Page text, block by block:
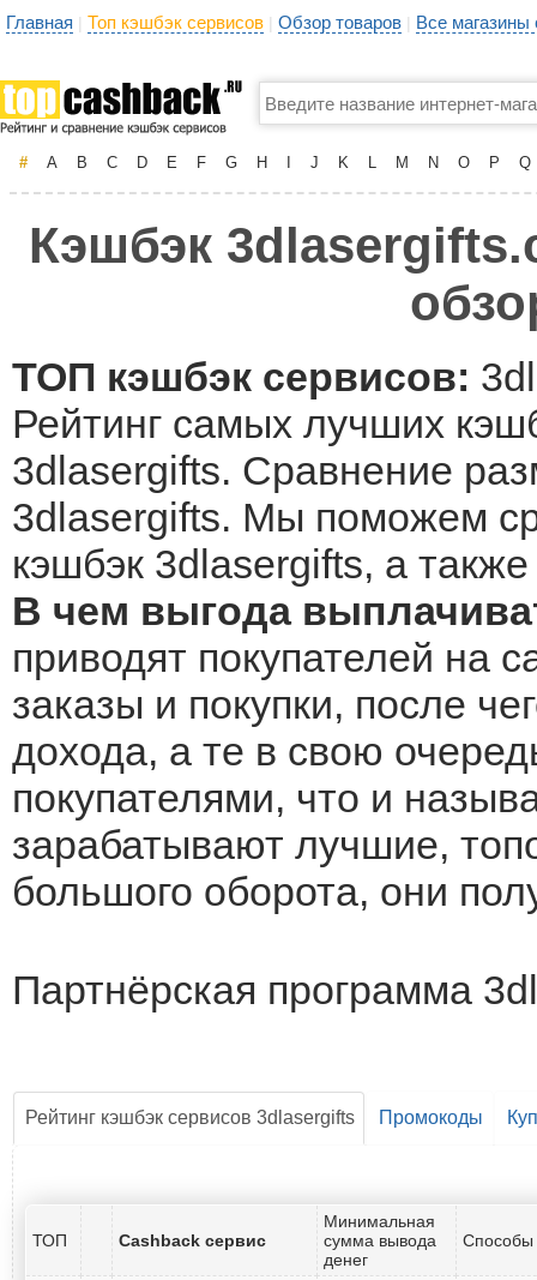
Главная | Топ кэшбэк сервисов | Обзор товаров | Все
# A B C D E F G H J K L M N O P Q
Кэшбэк
ТОП кэшбэк сервисов:
Рейтинг самых лучших
3dlasergifts. Сравнение
3dlasergifts. Мы поможем
кэшбэк 3dlasergifts, а
В чем выгода
приводят покупателей на
заказы и покупки, после
дохода, а те в свою
покупателями, что и
зарабатывают лучшие,
большого оборота, они
Партнёрская программа
Рейтинг кэшбэк сервисов 3dlasergifts Промокоды
ТОП Cashback сервис
Минимальная
сумма вывода
денег
Способы